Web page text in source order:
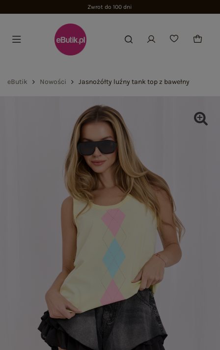
Zwrot do 100 dni
eButik Nowości Jasnożółty luźny tank top z bawełny